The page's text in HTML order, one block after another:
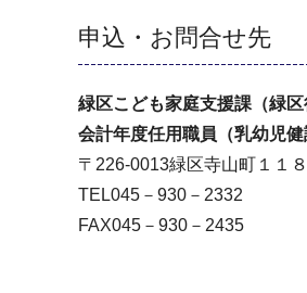
申込・お問合せ先
緑区こども家庭支援課（緑区
会計年度任用職員（乳幼児
〒226-0013緑区寺山町１１８
TEL045－930－2332
FAX045－930－2435